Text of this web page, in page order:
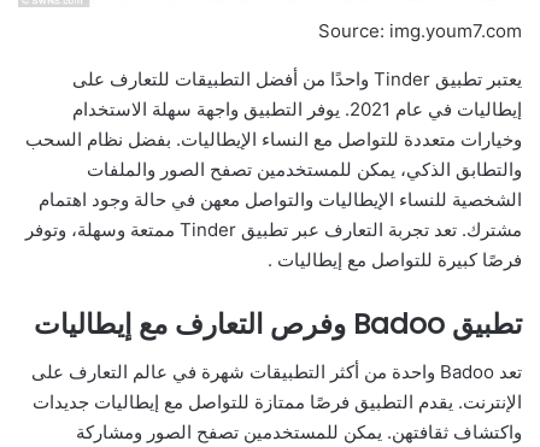
Source: img.youm7.com
يعتبر تطبيق Tinder واحدًا من أفضل التطبيقات للتعارف على
إيطاليات في عام 2021. يوفر التطبيق واجهة سهلة الاستخدام
وخيارات متعددة للتواصل مع النساء الإيطاليات. بفضل نظام السحب
والتطابق الذكي، يمكن للمستخدمين تصفح الصور والملفات
الشخصية للنساء الإيطاليات والتواصل معهن في حالة وجود اهتمام
مشترك. تعد تجربة التعارف عبر تطبيق Tinder ممتعة وسهلة، وتوفر
فرصًا كبيرة للتواصل مع إيطاليات .
تطبيق Badoo وفرص التعارف مع إيطاليات
تعد Badoo واحدة من أكثر التطبيقات شهرة في عالم التعارف على
الإنترنت. يقدم التطبيق فرصًا ممتازة للتواصل مع إيطاليات جديدات
واكتشاف ثقافتهن. يمكن للمستخدمين تصفح الصور ومشاركة